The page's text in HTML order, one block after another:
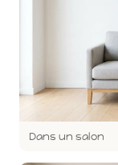
Dans un salon